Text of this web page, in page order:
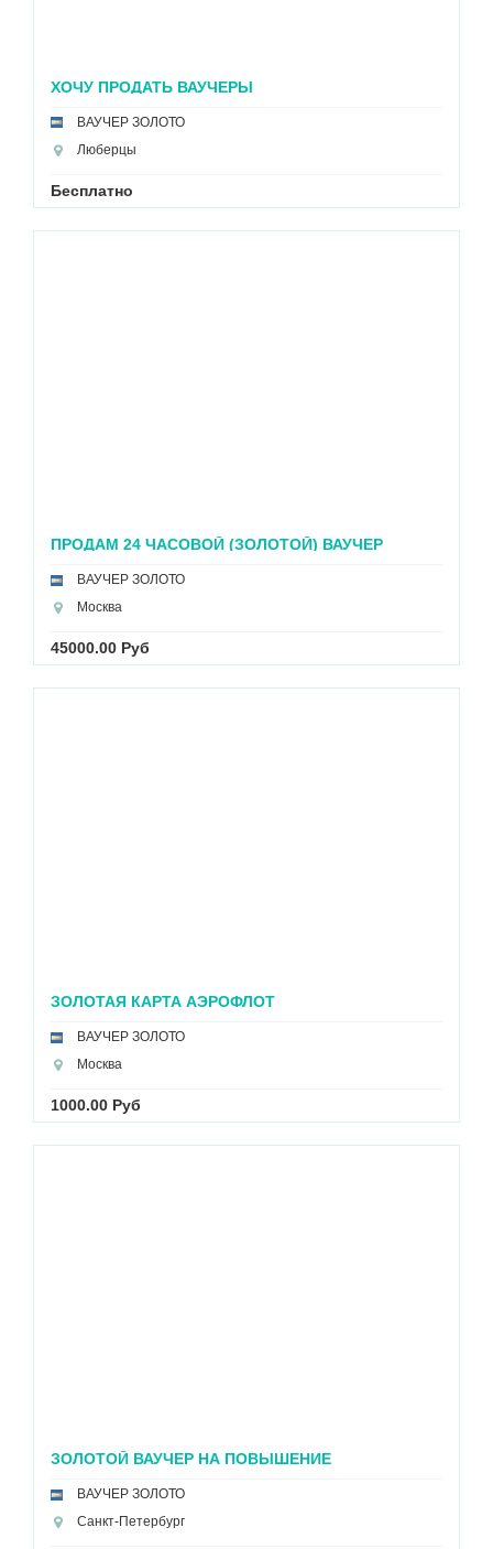
ХОЧУ ПРОДАТЬ ВАУЧЕРЫ
ВАУЧЕР ЗОЛОТО
Люберцы
Бесплатно
ПРОДАМ 24 ЧАСОВОЙ (ЗОЛОТОЙ) ВАУЧЕР
ВАУЧЕР ЗОЛОТО
Москва
45000.00 Руб
ЗОЛОТАЯ КАРТА АЭРОФЛОТ
ВАУЧЕР ЗОЛОТО
Москва
1000.00 Руб
ЗОЛОТОЙ ВАУЧЕР НА ПОВЫШЕНИЕ
ВАУЧЕР ЗОЛОТО
Санкт-Петербург